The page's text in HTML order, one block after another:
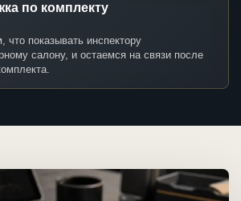
по комплекту
что показывать инспектору
салону, и остаемся на связи после